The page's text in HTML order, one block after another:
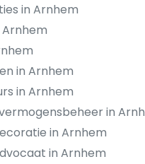
in Arnhem
in Arnhem
in Arnhem
in
in Arnhem
in Arnhem